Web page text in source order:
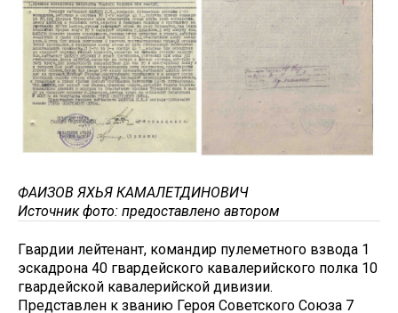
ФАИЗОВ ЯХЬЯ КАМАЛЕТДИНОВИЧ
Источник фото: предоставлено автором
Гвардии лейтенант, командир пулеметного взвода 1
эскадрона 40 гвардейского кавалерийского полка 10
гвардейской кавалерийской дивизии.
Представлен к званию Героя Советского Союза 7